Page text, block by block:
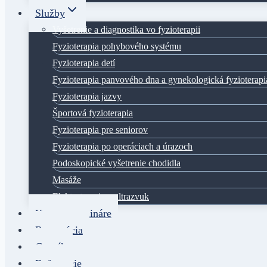
Služby
Vyšetrenie a diagnostika vo fyzioterapii
Fyzioterapia pohybového systému
Fyzioterapia detí
Fyzioterapia panvového dna a gynekologická
Fyzioterapia jazvy
Športová fyzioterapia
Fyzioterapia pre seniorov
Fyzioterapia po operáciach a úrazoch
Podoskopické vyšetrenie chodidla
Masáže
Elektroterapia a ultrazvuk
Kurzy a semináre
Rezervácia
Cenník
Referencie